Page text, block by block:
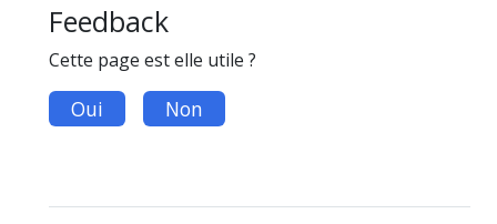
Feedback
Cette page est elle utile ?
Oui Non